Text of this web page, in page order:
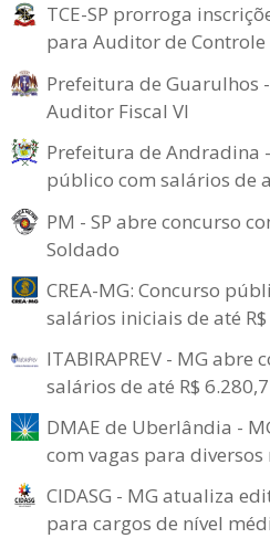
TCE-SP prorroga
para Auditor de Controle
Prefeitura de Guarulhos
Auditor Fiscal VI
Prefeitura de Andradina
público com salários de
PM - SP abre concurso
Soldado
CREA-MG: Concurso
salários iniciais de até
ITABIRAPREV - MG
salários de até R$
DMAE de Uberlândia -
com vagas para
CIDASG - MG atualiza
para cargos de nível